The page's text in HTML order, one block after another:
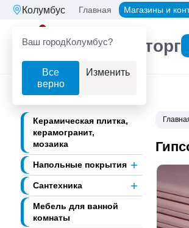
Колумбус
Ваш городКолумбус?
Все
верно
Изменить
Главная Магазины и
Партнерторг
Керамическая плитка,
керамогранит,
мозаика
Напольные покрытия
Сантехника
Мебель для ванной
комнаты